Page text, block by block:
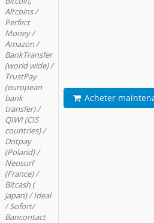
Altcoins /
Perfect
Money /
Amazon /
BankTransfer
(world wide) /
TrustPay
(european
bank
transfer) /
QIWI (CIS
countries) /
Dotpay
(Poland) /
Neosurf
(France) /
Bitcash (
Japan) / Ideal
/ Sofort/
Bancontact
Acheter